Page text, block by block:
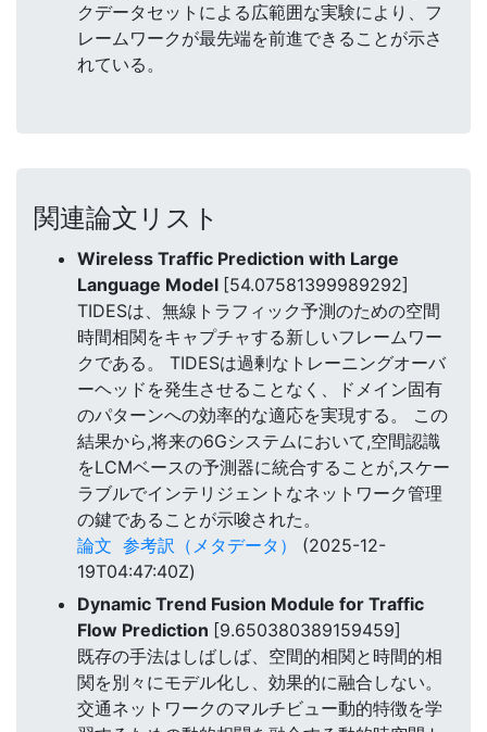
クデータセットによる広範囲な実験により、フ
レームワークが最先端を前進できることが示さ
れている。
関連論文リスト
Wireless Traffic Prediction with Large
Language Model [54.07581399989292]
TIDESは、無線トラフィック予測のための空間
時間相関をキャプチャする新しいフレームワー
クである。 TIDESは過剰なトレーニングオーバ
ーヘッドを発生させることなく、ドメイン固有
のパターンへの効率的な適応を実現する。 この
結果から,将来の6Gシステムにおいて,空間認識
をLCMベースの予測器に統合することが,スケー
ラブルでインテリジェントなネットワーク管理
の鍵であることが示唆された。
論文 参考訳（メタデータ）
(2025-12-
19T04:47:40Z)
Dynamic Trend Fusion Module for Traffic
Flow Prediction [9.650380389159459]
既存の手法はしばしば、空間的相関と時間的相
関を別々にモデル化し、効果的に融合しない。
交通ネットワークのマルチビュー動的特徴を学